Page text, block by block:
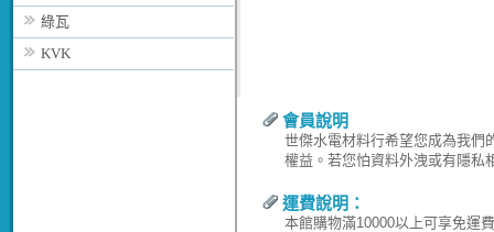
綠瓦
KVK
會員說明
世傑水電材料行希望您成為我們
權益。若您怕資料外洩或有隱私
運費說明：
本館購物滿10000以上可享免運